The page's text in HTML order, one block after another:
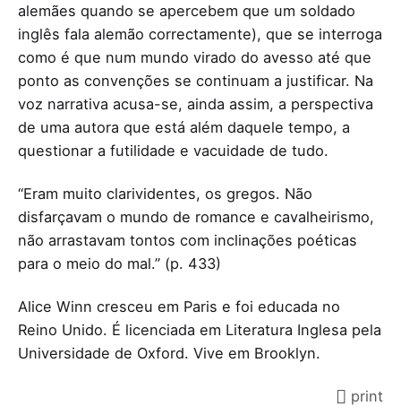
alemães quando se apercebem que um soldado
inglês fala alemão correctamente), que se interroga
como é que num mundo virado do avesso até que
ponto as convenções se continuam a justificar. Na
voz narrativa acusa-se, ainda assim, a perspectiva
de uma autora que está além daquele tempo, a
questionar a futilidade e vacuidade de tudo.
“Eram muito clarividentes, os gregos. Não
disfarçavam o mundo de romance e cavalheirismo,
não arrastavam tontos com inclinações poéticas
para o meio do mal.” (p. 433)
Alice Winn cresceu em Paris e foi educada no
Reino Unido. É licenciada em Literatura Inglesa pela
Universidade de Oxford. Vive em Brooklyn.
print